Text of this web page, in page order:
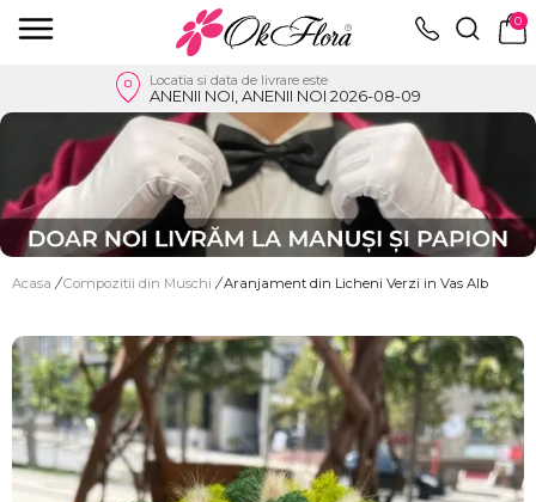
0
Locatia si data de livrare este
ANENII NOI, ANENII NOI 2026-08-09
Acasa / Compozitii din Muschi / Aranjament din Licheni Verzi in Vas Alb